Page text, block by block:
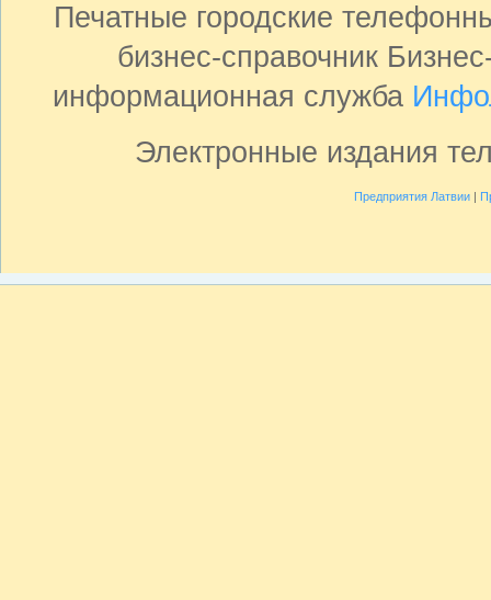
Печатные городские
бизнес-справочник
информационная служба
Электронные издания
Предприятия Латвии|